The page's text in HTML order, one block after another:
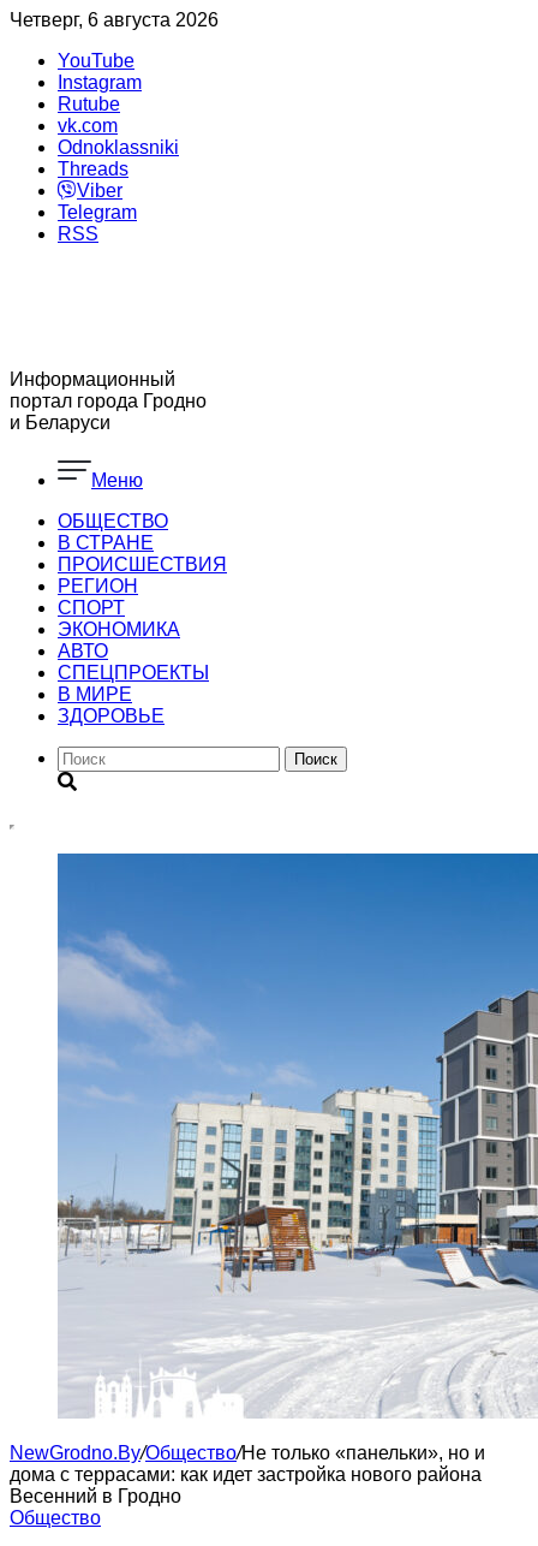
Четверг, 6 августа 2026
YouTube
Instagram
Rutube
vk.com
Odnoklassniki
Threads
Viber
Telegram
RSS
Информационный
портал города Гродно
и Беларуси
Меню
ОБЩЕСТВО
В СТРАНЕ
ПРОИСШЕСТВИЯ
РЕГИОН
CПОРТ
ЭКОНОМИКА
АВТО
СПЕЦПРОЕКТЫ
В МИРЕ
ЗДОРОВЬЕ
Поиск
NewGrodno.By/Общество/Не только «панельки», но и
дома с террасами: как идет застройка нового района
Весенний в Гродно
Общество